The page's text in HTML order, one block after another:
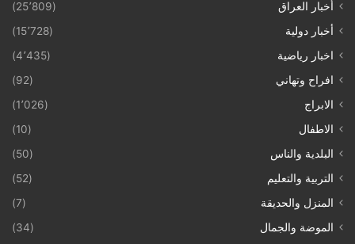
أخبار العراق
(25٬809)
أخبار دولية
(15٬728)
اخبار رياضية
(4٬435)
افراح وتهاني
(92)
الابراج
(1٬026)
الاطفال
(10)
البلدية والناس
(50)
التربية والتعليم
(52)
المنزل والحديقة
(7)
الموضة والجمال
(34)